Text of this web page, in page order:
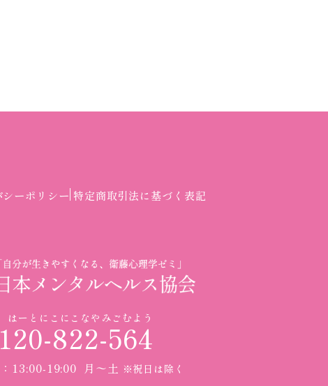
シーポリシー 特定商取引法に基づく表記
はーとにこにこなやみごむよう
822-564
13:00-19:00 月〜土 ※祝日は除く